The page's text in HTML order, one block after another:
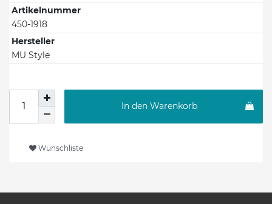
Artikelnummer
450-1918
Hersteller
MU Style
In den Warenkorb
Wunschliste